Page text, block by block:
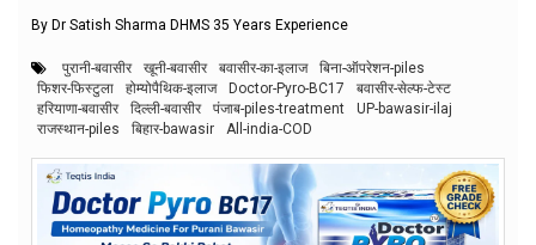
By Dr Satish Sharma DHMS 35 Years Experience
पुरानी-बवासीर खूनी-बवासीर बवासीर-का-इलाज
बिना-ऑपरेशन-piles
फिशर-फिस्टुला
होम्योपैथिक-इलाज Doctor-Pyro-BC17
बवासीर-सेल्फ-टेस्ट
हरियाणा-बवासीर
दिल्ली-बवासीर पंजाब-piles-treatment
UP-bawasir-ilaj
राजस्थान-piles
बिहार-bawasir All-india-COD